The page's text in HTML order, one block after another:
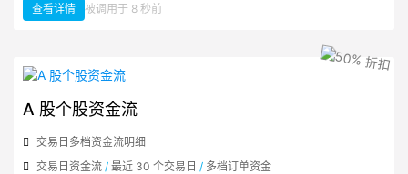
查看详情：A 股买卖盘口数据
被调用于 8 秒前
A 股个股资金流
交易日多档资金流明细
交易日资金流 / 最近 30 个交易日 / 多档订单资金